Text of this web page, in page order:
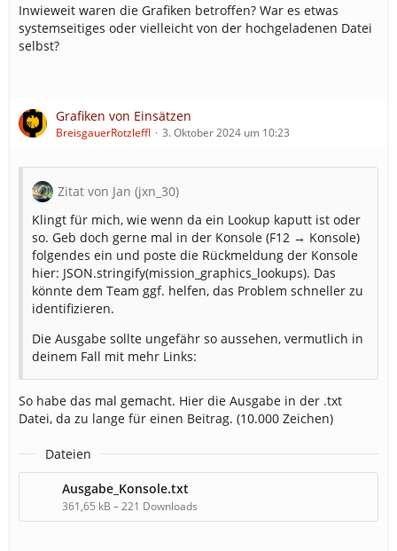
Inwieweit waren die Grafiken betroffen? War es etwas
systemseitiges oder vielleicht von der hochgeladenen Datei
selbst?
Grafiken von Einsätzen
BreisgauerRotzleffl 3. Oktober 2024 um 10:23
Zitat von Jan (jxn_30)
Klingt für mich, wie wenn da ein Lookup kaputt ist oder
so. Geb doch gerne mal in der Konsole (F12 → Konsole)
folgendes ein und poste die Rückmeldung der Konsole
hier: JSON.stringify(mission_graphics_lookups). Das
könnte dem Team ggf. helfen, das Problem schneller zu
identifizieren.
Die Ausgabe sollte ungefähr so aussehen, vermutlich in
deinem Fall mit mehr Links:
So habe das mal gemacht. Hier die Ausgabe in der .txt
Datei, da zu lange für einen Beitrag. (10.000 Zeichen)
Dateien
Ausgabe_Konsole.txt
361,65 kB – 221 Downloads